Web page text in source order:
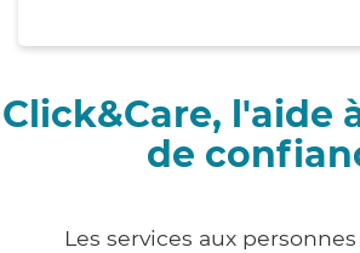
Click&Care, l'aide
de
Les services aux